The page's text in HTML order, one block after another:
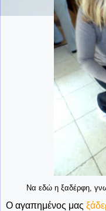
Να εδώ η ξαδέρφη,
Ο αγαπημένος μας